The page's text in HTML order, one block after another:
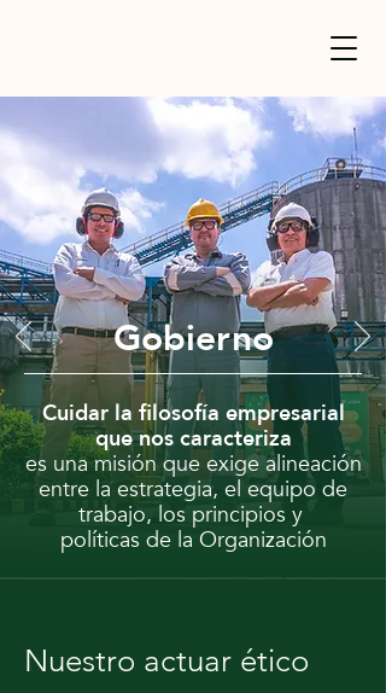
Gobierno
Cuidar la filosofía empresarial
que nos caracteriza
es una misión que exige alineación
entre la estrategia, el equipo de
trabajo, los principios y
políticas de la Organización
Nuestro actuar ético